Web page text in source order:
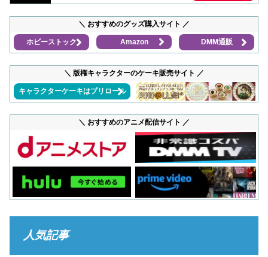
＼ おすすめのグッズ購入サイト ／
ホビーストック Amazon DMM通販
＼ 版権キャラクターのケーキ販売サイト ／
キャラクターケーキはプリロール
＼ おすすめのアニメ配信サイト ／
人気記事